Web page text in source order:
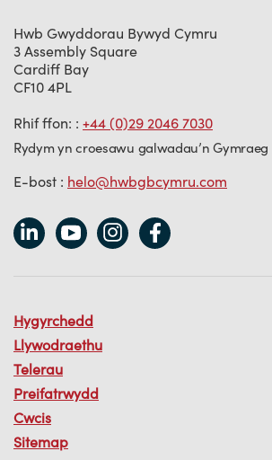
Hwb Gwyddorau Bywyd Cymru
3 Assembly Square
Cardiff Bay
CF10 4PL
Rhif ffon: : +44 (0)29 2046 7030
Rydym yn croesawu galwadau’n Gymraeg
E-bost : helo@hwbgbcymru.com
Hygyrchedd
Llywodraethu
Telerau
Preifatrwydd
Cwcis
Sitemap